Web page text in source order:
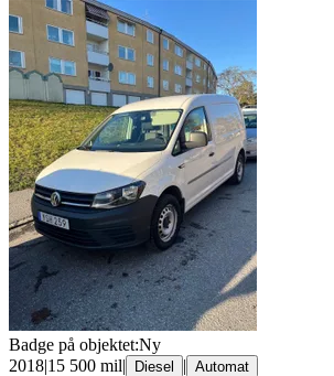
Badge på objektet:Ny
2018|15 500 mil| Diesel | Automat